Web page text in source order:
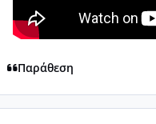
Παράθεση